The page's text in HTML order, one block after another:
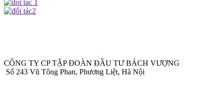
CÔNG TY CP TẬP ĐOÀN ĐẦU TƯ BÁCH VƯỢNG
Số 243 Vũ Tông Phan, Phương Liệt, Hà Nội